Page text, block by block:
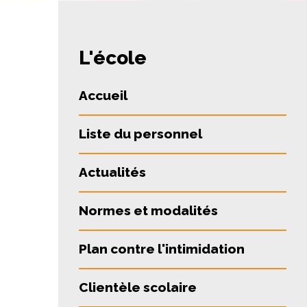
L'école
Accueil
Liste du personnel
Actualités
Normes et modalités
Plan contre l'intimidation
Clientèle scolaire